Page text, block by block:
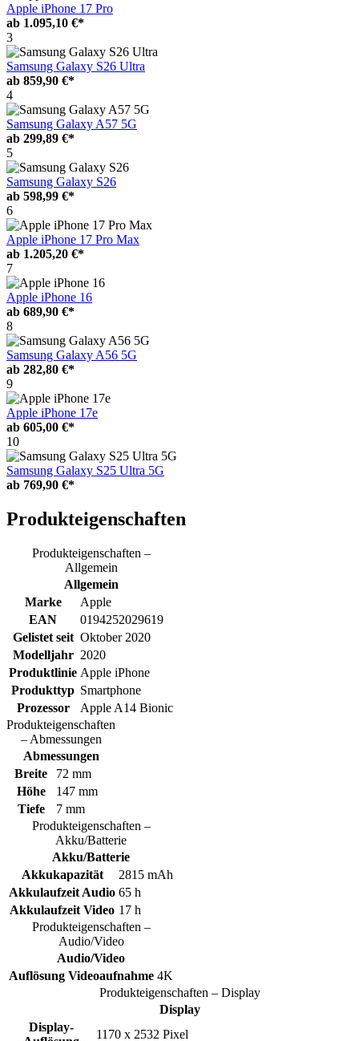
Apple iPhone 17 Pro
ab 1.095,10 €*
3
Samsung Galaxy S26 Ultra
ab 859,90 €*
4
Samsung Galaxy A57 5G
ab 299,89 €*
5
Samsung Galaxy S26
ab 598,99 €*
6
Apple iPhone 17 Pro Max
ab 1.205,20 €*
7
Apple iPhone 16
ab 689,90 €*
8
Samsung Galaxy A56 5G
ab 282,80 €*
9
Apple iPhone 17e
ab 605,00 €*
10
Samsung Galaxy S25 Ultra 5G
ab 769,90 €*
Produkteigenschaften
Produkteigenschaften –
Allgemein
Allgemein
Marke
Apple
EAN
0194252029619
Gelistet seit Oktober 2020
Modelljahr 2020
Produktlinie Apple iPhone
Produkttyp Smartphone
Prozessor
Apple A14 Bionic
Produkteigenschaften
– Abmessungen
Abmessungen
Breite
72 mm
Höhe
147 mm
Tiefe
7 mm
Produkteigenschaften –
Akku/Batterie
Akku/Batterie
Akkukapazität
2815 mAh
Akkulaufzeit Audio 65 h
Akkulaufzeit Video 17 h
Produkteigenschaften –
Audio/Video
Audio/Video
Auflösung Videoaufnahme 4K
Produkteigenschaften – Display
Display
Display-
1170 x 2532 Pixel